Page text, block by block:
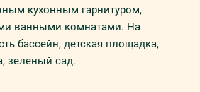
кухонным гарнитуром,
ванными комнатами. На
бассейн, детская площадка,
зеленый сад.